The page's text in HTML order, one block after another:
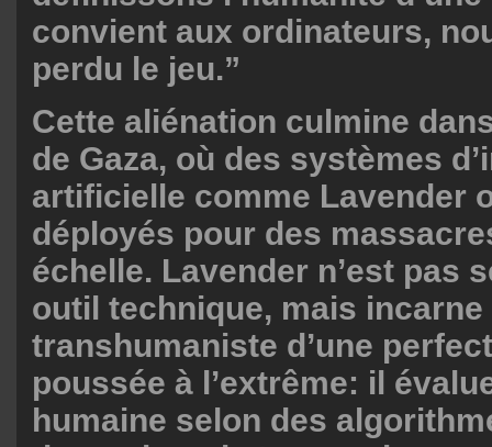
convient aux ordinateurs,
perdu le jeu.”
Cette aliénation culmine
de Gaza, où des systèmes
artificielle comme Lavender
déployés pour des
échelle. Lavender n’est pas
outil technique, mais incarne
transhumaniste d’une
poussée à l’extrême: il
humaine selon des